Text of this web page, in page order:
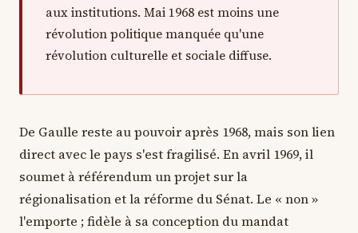
aux institutions. Mai 1968 est moins une
révolution politique manquée qu'une
révolution culturelle et sociale diffuse.
De Gaulle reste au pouvoir après 1968, mais son lien
direct avec le pays s'est fragilisé. En avril 1969, il
soumet à référendum un projet sur la
régionalisation et la réforme du Sénat. Le « non »
l'emporte ; fidèle à sa conception du mandat